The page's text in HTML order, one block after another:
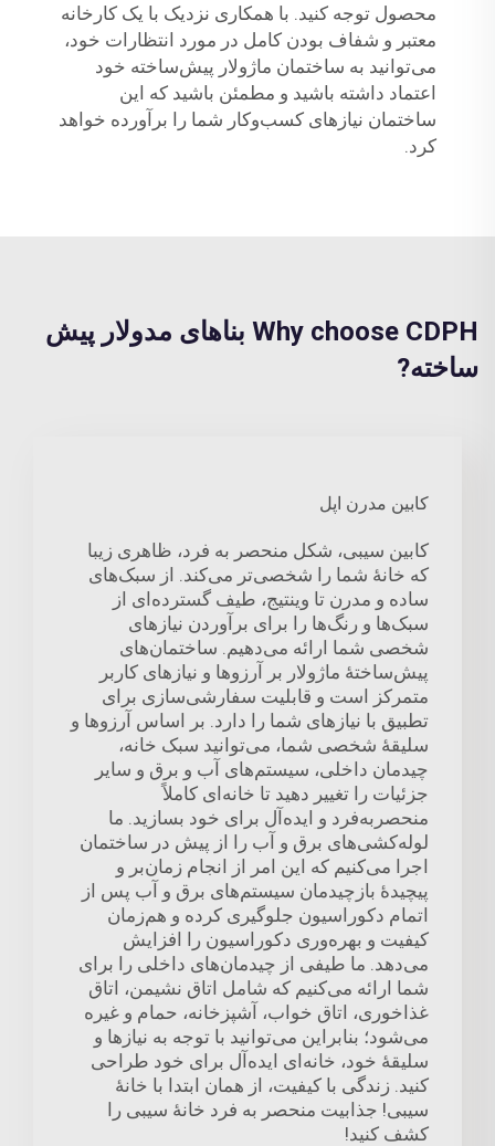
محصول توجه کنید. با همکاری نزدیک با یک کارخانه
معتبر و شفاف بودن کامل در مورد انتظارات خود،
می‌توانید به ساختمان ماژولار پیش‌ساخته خود
اعتماد داشته باشید و مطمئن باشید که این
ساختمان نیازهای کسب‌وکار شما را برآورده خواهد
کرد.
Why choose CDPH بناهای مدولار پیش
ساخته?
کابین مدرن اپل
کابین سیبی، شکل منحصر به فرد، ظاهری زیبا
که خانهٔ شما را شخصی‌تر می‌کند. از سبک‌های
ساده و مدرن تا وینتیج، طیف گسترده‌ای از
سبک‌ها و رنگ‌ها را برای برآوردن نیازهای
شخصی شما ارائه می‌دهیم. ساختمان‌های
پیش‌ساختهٔ ماژولار بر آرزوها و نیازهای کاربر
متمرکز است و قابلیت سفارشی‌سازی برای
تطبیق با نیازهای شما را دارد. بر اساس آرزوها و
سلیقهٔ شخصی شما، می‌توانید سبک خانه،
چیدمان داخلی، سیستم‌های آب و برق و سایر
جزئیات را تغییر دهید تا خانه‌ای کاملاً
منحصربه‌فرد و ایده‌آل برای خود بسازید. ما
لوله‌کشی‌های برق و آب را از پیش در ساختمان
اجرا می‌کنیم که این امر از انجام زمان‌بر و
پیچیدهٔ بازچیدمان سیستم‌های برق و آب پس از
اتمام دکوراسیون جلوگیری کرده و هم‌زمان
کیفیت و بهره‌وری دکوراسیون را افزایش
می‌دهد. ما طیفی از چیدمان‌های داخلی را برای
شما ارائه می‌کنیم که شامل اتاق نشیمن، اتاق
غذاخوری، اتاق خواب، آشپزخانه، حمام و غیره
می‌شود؛ بنابراین می‌توانید با توجه به نیازها و
سلیقهٔ خود، خانه‌ای ایده‌آل برای خود طراحی
کنید. زندگی با کیفیت، از همان ابتدا با خانهٔ
سیبی! جذابیت منحصر به فرد خانهٔ سیبی را
کشف کنید!